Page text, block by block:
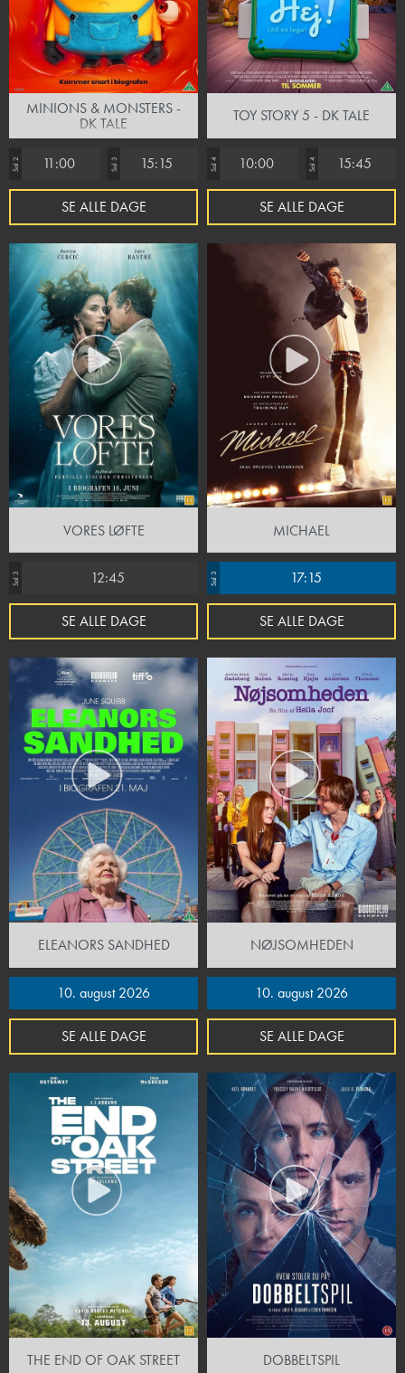
MINIONS & MONSTERS -
DK TALE
Sal 2 11:00 Sal 3 15:15
SE ALLE DAGE
TOY STORY 5 - DK TALE
Sal 4 10:00 Sal 4 15:45
SE ALLE DAGE
VORES LØFTE
Sal 3 12:45
SE ALLE DAGE
MICHAEL
Sal 3 17:15
SE ALLE DAGE
ELEANORS SANDHED
10. august 2026
SE ALLE DAGE
NØJSOMHEDEN
10. august 2026
SE ALLE DAGE
THE END OF OAK STREET DOBBELTSPIL